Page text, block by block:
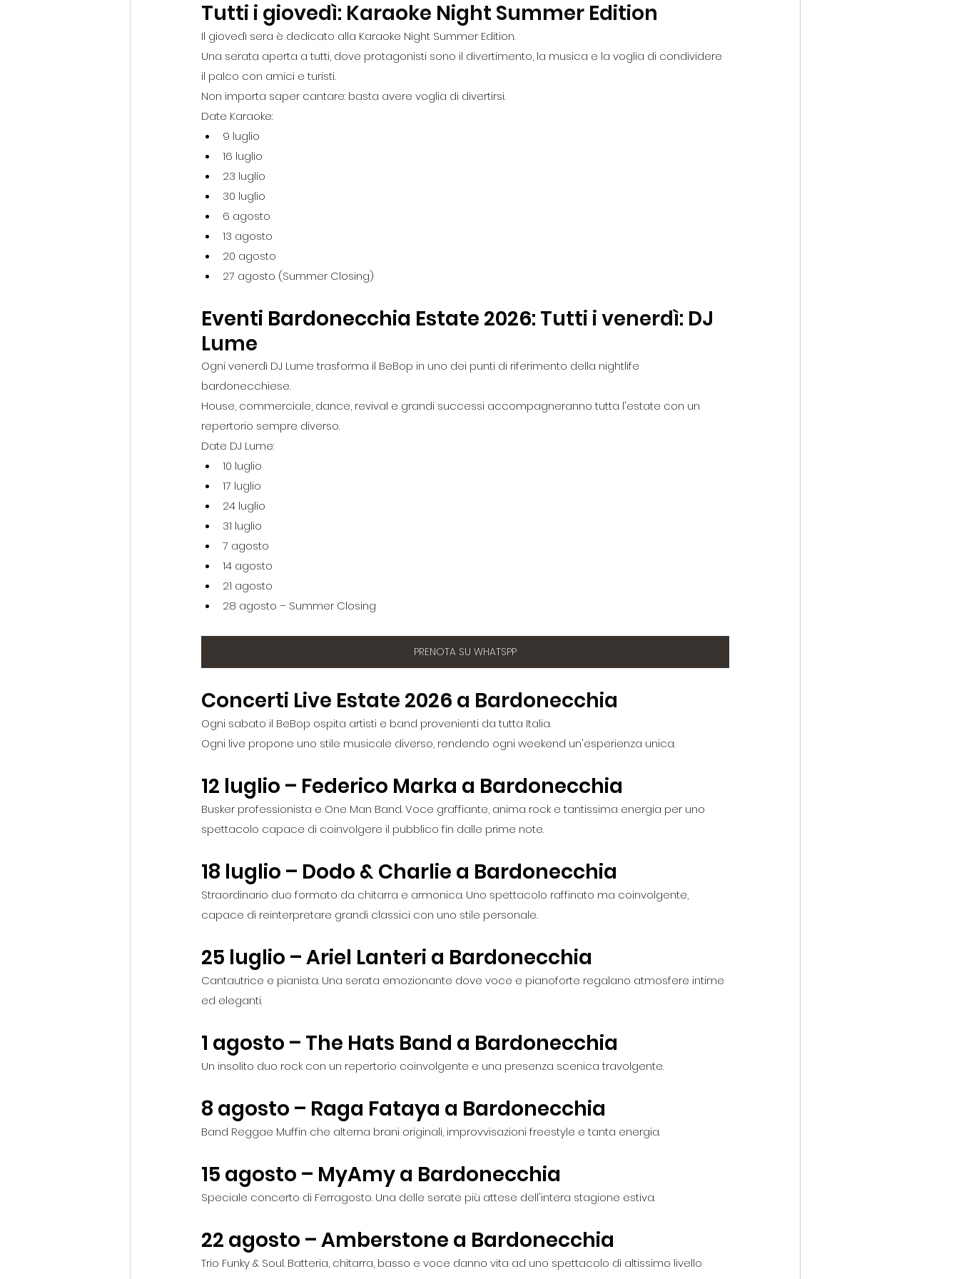
Tutti i giovedì: Karaoke Night Summer Edition
Il giovedì sera è dedicato alla Karaoke Night Summer Edition.
Una serata aperta a tutti, dove protagonisti sono il divertimento, la musica e la voglia di condividere
il palco con amici e turisti.
Non importa saper cantare: basta avere voglia di divertirsi.
Date Karaoke:
9 luglio
16 luglio
23 luglio
30 luglio
6 agosto
13 agosto
20 agosto
27 agosto (Summer Closing)
Eventi Bardonecchia Estate 2026: Tutti i venerdì: DJ
Lume
Ogni venerdì DJ Lume trasforma il BeBop in uno dei punti di riferimento della nightlife
bardonecchiese.
House, commerciale, dance, revival e grandi successi accompagneranno tutta l'estate con un
repertorio sempre diverso.
Date DJ Lume:
10 luglio
17 luglio
24 luglio
31 luglio
7 agosto
14 agosto
21 agosto
28 agosto – Summer Closing
PRENOTA SU WHATSPP
Concerti Live Estate 2026 a Bardonecchia
Ogni sabato il BeBop ospita artisti e band provenienti da tutta Italia.
Ogni live propone uno stile musicale diverso, rendendo ogni weekend un'esperienza unica.
12 luglio – Federico Marka a Bardonecchia
Busker professionista e One Man Band. Voce graffiante, anima rock e tantissima energia per uno
spettacolo capace di coinvolgere il pubblico fin dalle prime note.
18 luglio – Dodo & Charlie a Bardonecchia
Straordinario duo formato da chitarra e armonica. Uno spettacolo raffinato ma coinvolgente,
capace di reinterpretare grandi classici con uno stile personale.
25 luglio – Ariel Lanteri a Bardonecchia
Cantautrice e pianista. Una serata emozionante dove voce e pianoforte regalano atmosfere intime
ed eleganti.
1 agosto – The Hats Band a Bardonecchia
Un insolito duo rock con un repertorio coinvolgente e una presenza scenica travolgente.
8 agosto – Raga Fataya a Bardonecchia
Band Reggae Muffin che alterna brani originali, improvvisazioni freestyle e tanta energia.
15 agosto – MyAmy a Bardonecchia
Speciale concerto di Ferragosto. Una delle serate più attese dell'intera stagione estiva.
22 agosto – Amberstone a Bardonecchia
Trio Funky & Soul. Batteria, chitarra, basso e voce danno vita ad uno spettacolo di altissimo livello